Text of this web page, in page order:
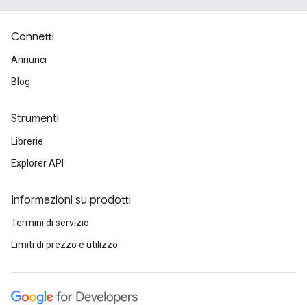
Connetti
Annunci
Blog
Strumenti
Librerie
Explorer API
Informazioni su prodotti
Termini di servizio
Limiti di prezzo e utilizzo